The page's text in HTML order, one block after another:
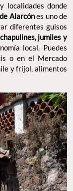
localidades donde
Alarcónes uno de
diferentes guisos
chapulines, jumiles y
local. Puedes
o en el Mercado
y frijol, alimentos